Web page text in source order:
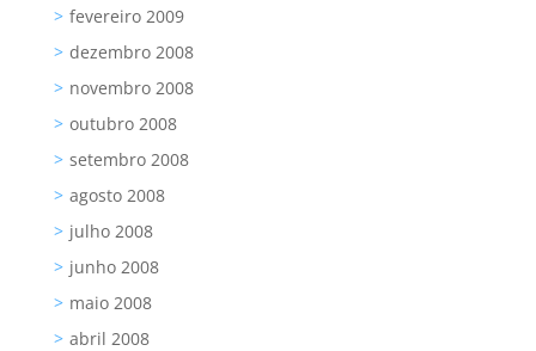
fevereiro 2009
dezembro 2008
novembro 2008
outubro 2008
setembro 2008
agosto 2008
julho 2008
junho 2008
maio 2008
abril 2008